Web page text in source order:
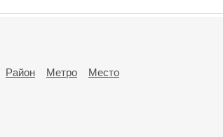
Район Метро Место